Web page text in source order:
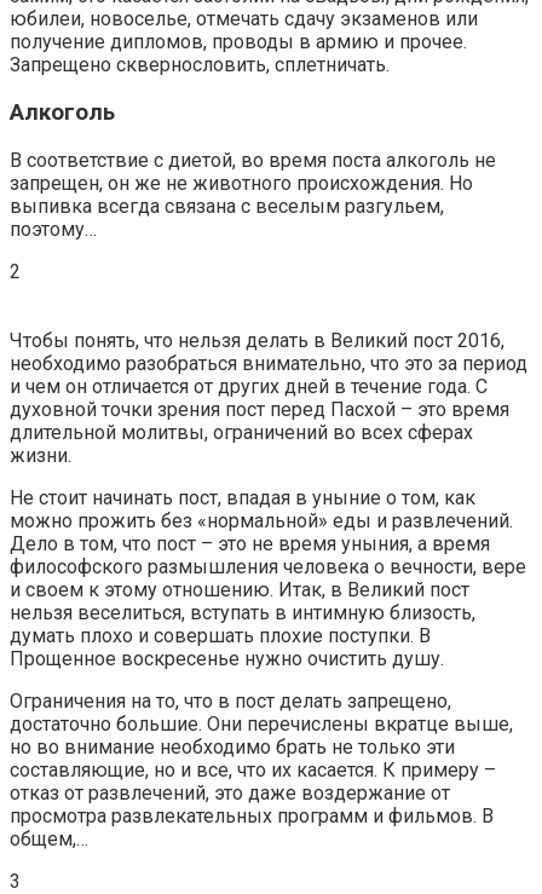
юбилеи, новоселье, отмечать сдачу экзаменов или
получение дипломов, проводы в армию и прочее.
Запрещено сквернословить, сплетничать.
Алкоголь
В соответствие с диетой, во время поста алкоголь не
запрещен, он же не животного происхождения. Но
выпивка всегда связана с веселым разгульем,
поэтому…
2
Чтобы понять, что нельзя делать в Великий пост 2016,
необходимо разобраться внимательно, что это за период
и чем он отличается от других дней в течение года. С
духовной точки зрения пост перед Пасхой – это время
длительной молитвы, ограничений во всех сферах
жизни.
Не стоит начинать пост, впадая в уныние о том, как
можно прожить без «нормальной» еды и развлечений.
Дело в том, что пост – это не время уныния, а время
философского размышления человека о вечности, вере
и своем к этому отношению. Итак, в Великий пост
нельзя веселиться, вступать в интимную близость,
думать плохо и совершать плохие поступки. В
Прощенное воскресенье нужно очистить душу.
Ограничения на то, что в пост делать запрещено,
достаточно большие. Они перечислены вкратце выше,
но во внимание необходимо брать не только эти
составляющие, но и все, что их касается. К примеру –
отказ от развлечений, это даже воздержание от
просмотра развлекательных программ и фильмов. В
общем,…
3